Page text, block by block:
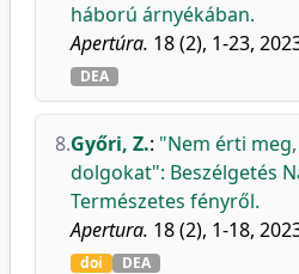
háború árnyékában.
Apertúra. 18 (2), 1-23,
DEA
8.Győri, Z.: "Nem érti
dolgokat": Beszélgetés
Természetes fényről.
Apertura. 18 (2), 1-18,
doi DEA